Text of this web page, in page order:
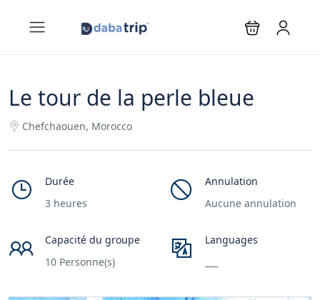
Le tour de la perle bleue
Chefchaouen, Morocco
Durée
3 heures
Annulation
Aucune annulation
Capacité du groupe
10 Personne(s)
Languages